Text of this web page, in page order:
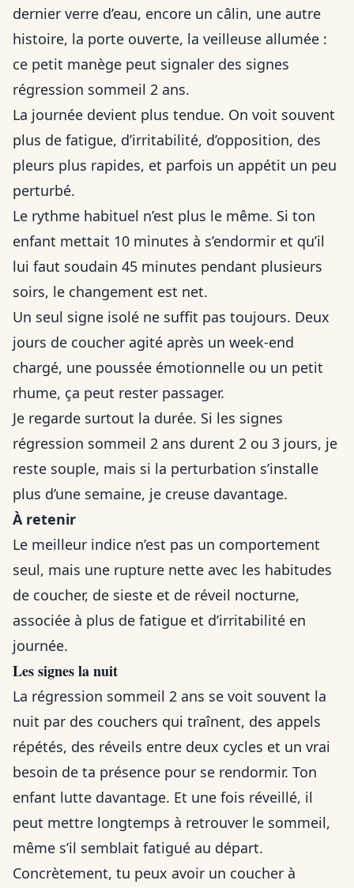
dernier verre d’eau, encore un câlin, une autre
histoire, la porte ouverte, la veilleuse allumée :
ce petit manège peut signaler des signes
régression sommeil 2 ans.
La journée devient plus tendue. On voit souvent
plus de fatigue, d’irritabilité, d’opposition, des
pleurs plus rapides, et parfois un appétit un peu
perturbé.
Le rythme habituel n’est plus le même. Si ton
enfant mettait 10 minutes à s’endormir et qu’il
lui faut soudain 45 minutes pendant plusieurs
soirs, le changement est net.
Un seul signe isolé ne suffit pas toujours. Deux
jours de coucher agité après un week-end
chargé, une poussée émotionnelle ou un petit
rhume, ça peut rester passager.
Je regarde surtout la durée. Si les signes
régression sommeil 2 ans durent 2 ou 3 jours, je
reste souple, mais si la perturbation s’installe
plus d’une semaine, je creuse davantage.
À retenir
Le meilleur indice n’est pas un comportement
seul, mais une rupture nette avec les habitudes
de coucher, de sieste et de réveil nocturne,
associée à plus de fatigue et d’irritabilité en
journée.
Les signes la nuit
La régression sommeil 2 ans se voit souvent la
nuit par des couchers qui traînent, des appels
répétés, des réveils entre deux cycles et un vrai
besoin de ta présence pour se rendormir. Ton
enfant lutte davantage. Et une fois réveillé, il
peut mettre longtemps à retrouver le sommeil,
même s’il semblait fatigué au départ.
Concrètement, tu peux avoir un coucher à